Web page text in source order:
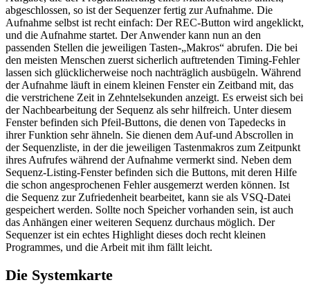
abgeschlossen, so ist der Sequenzer fertig zur Aufnahme. Die
Aufnahme selbst ist recht einfach: Der REC-Button wird angeklickt,
und die Aufnahme startet. Der Anwender kann nun an den
passenden Stellen die jeweiligen Tasten-„Makros“ abrufen. Die bei
den meisten Menschen zuerst sicherlich auftretenden Timing-Fehler
lassen sich glücklicherweise noch nachträglich ausbügeln. Während
der Aufnahme läuft in einem kleinen Fenster ein Zeitband mit, das
die verstrichene Zeit in Zehntelsekunden anzeigt. Es erweist sich bei
der Nachbearbeitung der Sequenz als sehr hilfreich. Unter diesem
Fenster befinden sich Pfeil-Buttons, die denen von Tapedecks in
ihrer Funktion sehr ähneln. Sie dienen dem Auf-und Abscrollen in
der Sequenzliste, in der die jeweiligen Tastenmakros zum Zeitpunkt
ihres Aufrufes während der Aufnahme vermerkt sind. Neben dem
Sequenz-Listing-Fenster befinden sich die Buttons, mit deren Hilfe
die schon angesprochenen Fehler ausgemerzt werden können. Ist
die Sequenz zur Zufriedenheit bearbeitet, kann sie als VSQ-Datei
gespeichert werden. Sollte noch Speicher vorhanden sein, ist auch
das Anhängen einer weiteren Sequenz durchaus möglich. Der
Sequenzer ist ein echtes Highlight dieses doch recht kleinen
Programmes, und die Arbeit mit ihm fällt leicht.
Die Systemkarte